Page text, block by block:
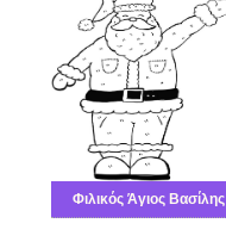
Φιλικός Άγιος Βασίλης